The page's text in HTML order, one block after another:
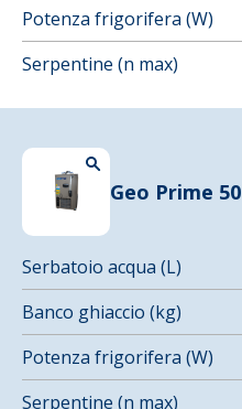
Potenza frigorifera (W)
Serpentine (n max)
Geo Prime 50
Serbatoio acqua (L)
Banco ghiaccio (kg)
Potenza frigorifera (W)
Serpentine (n max)